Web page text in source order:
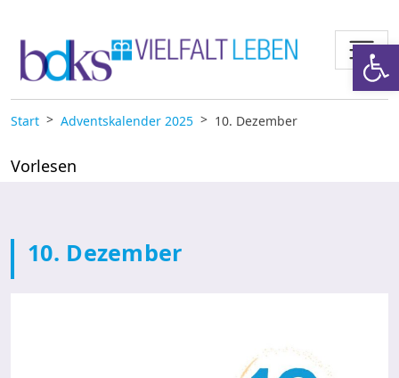
Start Adventskalender 2025 10. Dezember
Vorlesen
10. Dezember